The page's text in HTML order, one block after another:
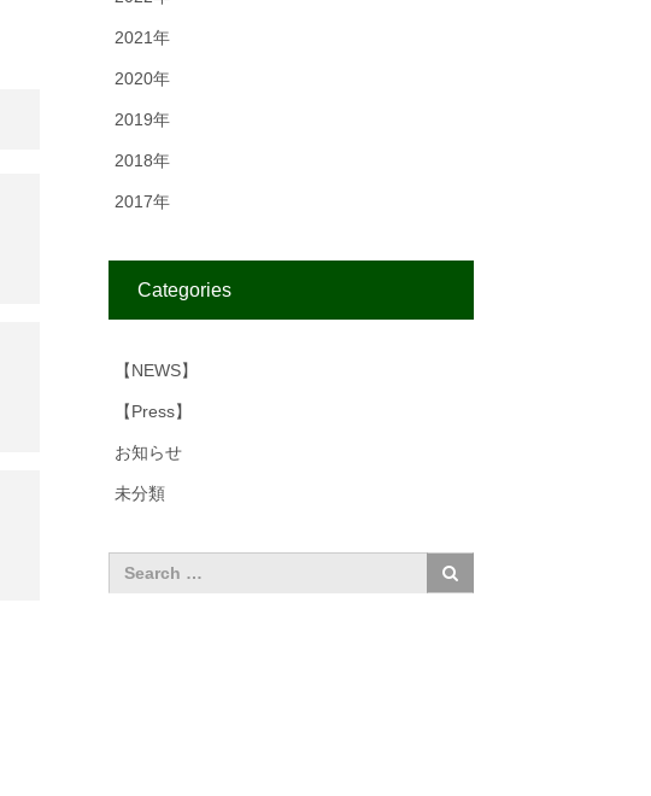
2021年
2020年
2019年
2018年
2017年
Categories
【NEWS】
【Press】
お知らせ
未分類